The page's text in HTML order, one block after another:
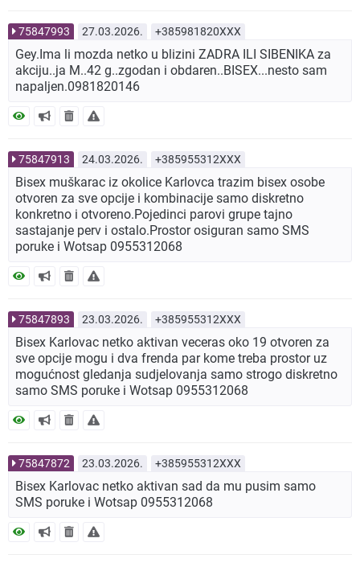
75847993 27.03.2026. +385981820XXX
Gey.Ima li mozda netko u blizini ZADRA ILI SIBENIKA za
akciju..ja M..42 g..zgodan i obdaren..BISEX...nesto sam
napaljen.0981820146
75847913 24.03.2026. +385955312XXX
Bisex muškarac iz okolice Karlovca trazim bisex osobe
otvoren za sve opcije i kombinacije samo diskretno
konkretno i otvoreno.Pojedinci parovi grupe tajno
sastajanje perv i ostalo.Prostor osiguran samo SMS
poruke i Wotsap 0955312068
75847893 23.03.2026. +385955312XXX
Bisex Karlovac netko aktivan veceras oko 19 otvoren za
sve opcije mogu i dva frenda par kome treba prostor uz
mogućnost gledanja sudjelovanja samo strogo diskretno
samo SMS poruke i Wotsap 0955312068
75847872 23.03.2026. +385955312XXX
Bisex Karlovac netko aktivan sad da mu pusim samo
SMS poruke i Wotsap 0955312068